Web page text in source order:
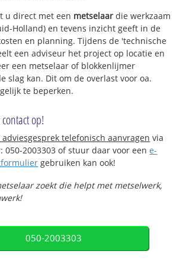
u direct met een metselaar die werkzaam
Holland) en tevens inzicht geeft in de
en planning. Tijdens de 'technische
een adviseur het project op locatie en
een metselaar of blokkenlijmer
slag kan. Dit om de overlast voor oa.
te beperken.
op!
telefonisch aanvragen via
050-2003303 of stuur daar voor eene-
gebruiken kan ook!
zoekt die helpt met metselwerk,
050-2003303